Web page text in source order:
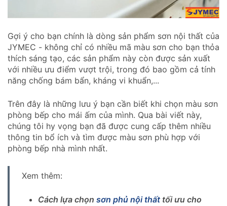
Gợi ý cho bạn chính là dòng sản phẩm sơn nội thất của
JYMEC - không chỉ có nhiều mã màu sơn cho bạn thỏa
thích sáng tạo, các sản phẩm này còn được sản xuất
với nhiều ưu điểm vượt trội, trong đó bao gồm cả tính
năng chống bám bẩn, kháng vi khuẩn,...
Trên đây là những lưu ý bạn cần biết khi chọn màu sơn
phòng bếp cho mái ấm của mình. Qua bài viết này,
chúng tôi hy vọng bạn đã được cung cấp thêm nhiều
thông tin bổ ích và tìm được màu sơn phù hợp với
phòng bếp nhà mình nhất.
Xem thêm:
Cách lựa chọn sơn phủ nội thất tối ưu cho